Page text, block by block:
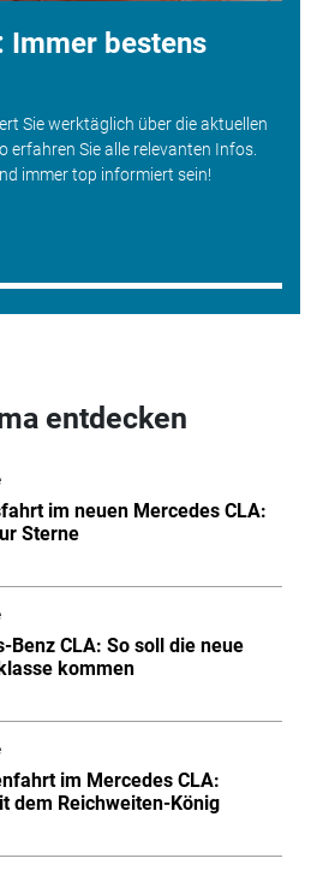
Immer bestens
Sie werktäglich über die aktuellen
erfahren Sie alle relevanten Infos.
immer top informiert sein!
entdecken
im neuen Mercedes CLA:
Sterne
Benz CLA: So soll die neue
kommen
im Mercedes CLA:
dem Reichweiten-König